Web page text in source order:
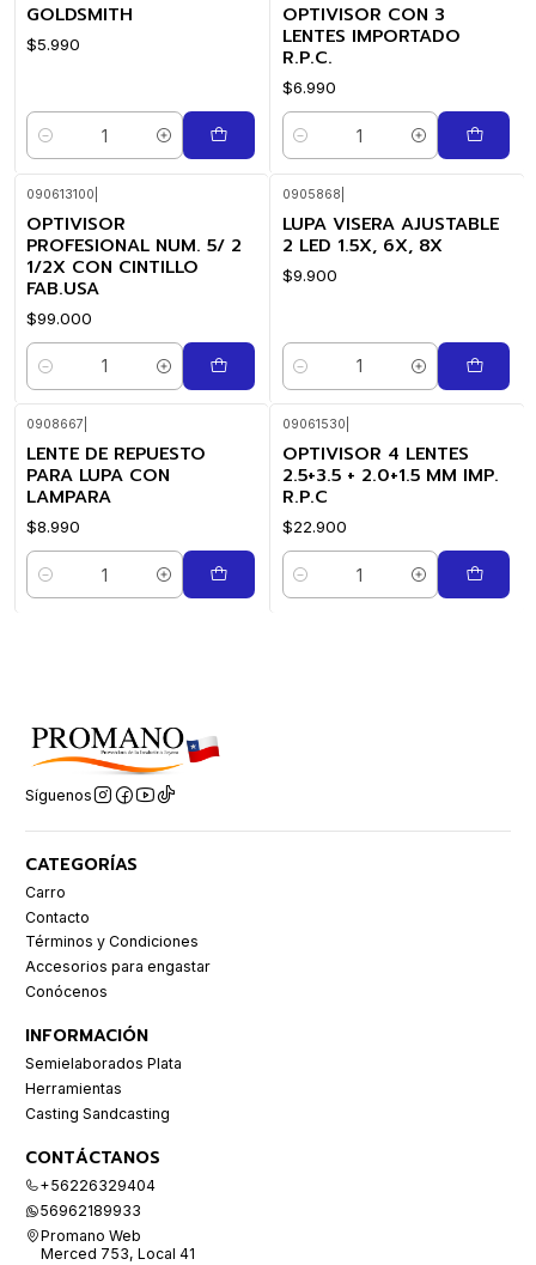
GOLDSMITH
$5.990
Cantidad
OPTIVISOR CON 3
LENTES IMPORTADO
R.P.C.
$6.990
Cantidad
090613100
OPTIVISOR
PROFESIONAL NUM. 5/ 2
1/2X CON CINTILLO
FAB.USA
$99.000
Cantidad
0905868
LUPA VISERA AJUSTABLE
2 LED 1.5X, 6X, 8X
$9.900
Cantidad
0908667
LENTE DE REPUESTO
PARA LUPA CON
LAMPARA
$8.990
Cantidad
09061530
OPTIVISOR 4 LENTES
2.5+3.5 + 2.0+1.5 MM IMP.
R.P.C
$22.900
Cantidad
Síguenos
CATEGORÍAS
Carro
Contacto
Términos y Condiciones
Accesorios para engastar
Conócenos
INFORMACIÓN
Semielaborados Plata
Herramientas
Casting Sandcasting
CONTÁCTANOS
+56226329404
56962189933
Promano Web
Merced 753, Local 41